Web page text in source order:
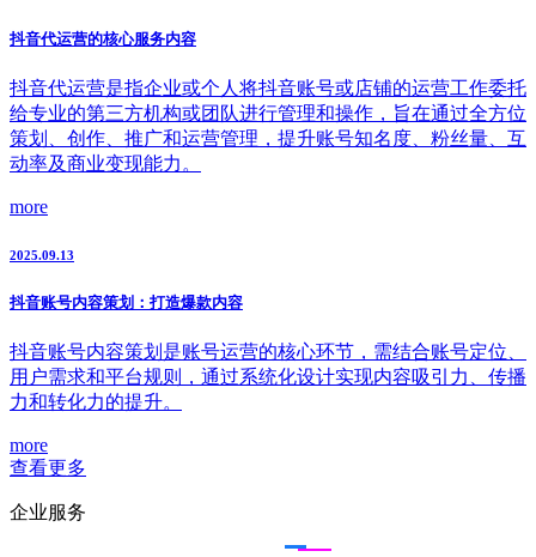
抖音代运营的核心服务内容
抖音代运营是指企业或个人将抖音账号或店铺的运营工作委托
给专业的第三方机构或团队进行管理和操作，旨在通过全方位
策划、创作、推广和运营管理，提升账号知名度、粉丝量、互
动率及商业变现能力。
more
2025.09.13
抖音账号内容策划：打造爆款内容
抖音账号内容策划是账号运营的核心环节，需结合账号定位、
用户需求和平台规则，通过系统化设计实现内容吸引力、传播
力和转化力的提升。
more
查看更多
企业服务